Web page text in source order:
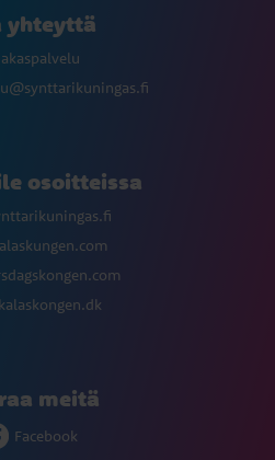
yhteyttä
osoitteissa
meitä
Facebook